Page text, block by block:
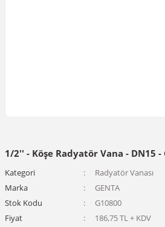
1/2'' - Köşe Radyatör Vana - DN15 -
Kategori
Radyatör Vanası
Marka
GENTA
Stok Kodu
G10800
Fiyat
186,75 TL + KDV